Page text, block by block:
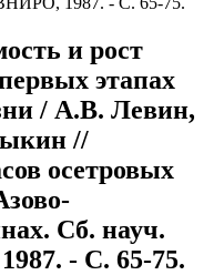
и рост
этапах
/ А.В. Левин,
//
осетровых
Сб. науч.
- С. 65-75.